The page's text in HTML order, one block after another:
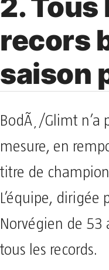
recors
saison
BodÃ¸/Glimt n’a
mesure, en
titre de
L’équipe, dirigée
Norvégien de 53
tous les records.